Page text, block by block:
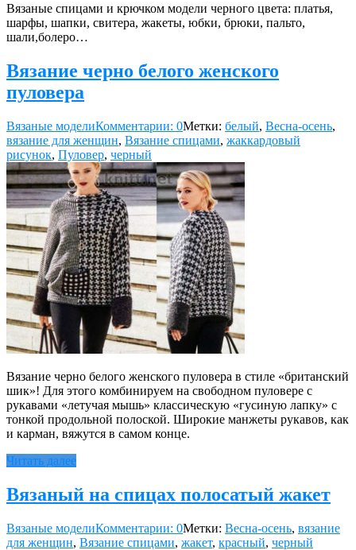
Вязаные спицами и крючком модели черного цвета: платья,
шарфы, шапки, свитера, жакеты, юбки, брюки, пальто,
шали,болеро…
Вязание черно белого женского
пуловера
Вязаные моделиКомментарии: 0Метки: белый, Весна-осень,
вязание для женщин, Вязание спицами, жаккардовый
рисунок, Пуловер, черный
Вязание черно белого женского пуловера в стиле «британский
шик»! Для этого комбинируем на свободном пуловере с
рукавами «летучая мышь» классическую «гусиную лапку» с
тонкой продольной полоской. Широкие манжеты рукавов, как
и карман, вяжутся в самом конце.
Читать далее
Вязаный на спицах полосатый жакет
Вязаные моделиКомментарии: 0Метки: Весна-осень, вязание
для женщин, Вязание спицами, жакет, красный, черный